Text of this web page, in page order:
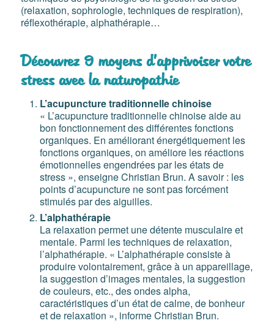
(relaxation, sophrologie, techniques de respiration),
réflexothérapie, alphathérapie…
Découvrez 9 moyens d’apprivoiser votre
stress avec la naturopathie
L’acupuncture traditionnelle chinoise
« L’acupuncture traditionnelle chinoise aide au
bon fonctionnement des différentes fonctions
organiques. En améliorant énergétiquement les
fonctions organiques, on améliore les réactions
émotionnelles engendrées par les états de
stress », enseigne Christian Brun. A savoir : les
points d’acupuncture ne sont pas forcément
stimulés par des aiguilles.
L’alphathérapie
La relaxation permet une détente musculaire et
mentale. Parmi les techniques de relaxation,
l’alphathérapie. « L’alphathérapie consiste à
produire volontairement, grâce à un appareillage,
la suggestion d’images mentales, la suggestion
de couleurs, etc., des ondes alpha,
caractéristiques d’un état de calme, de bonheur
et de relaxation », informe Christian Brun.